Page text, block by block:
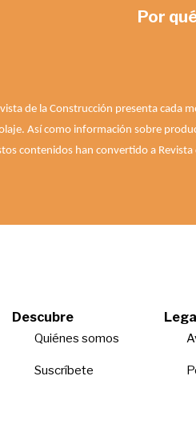
Por
de la Construcción presenta cada
Así como información sobre
contenidos han convertido a
Descubre
Quiénes somos
Suscríbete